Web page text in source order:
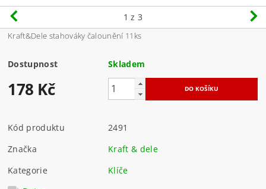
1 z 3
Kraft&Dele stahováky čalounění 11ks
Dostupnost Skladem
178 Kč
Kód produktu
2491
Značka
Kraft & dele
Kategorie
Klíče